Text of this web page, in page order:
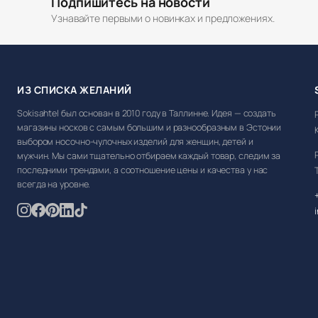
Узнавайте первыми о новинках и предложениях.
ИЗ СПИСКА ЖЕЛАНИЙ
Sokisahtel был основан в 2010 году в Таллинне. Идея — создать
магазины носков с самым большим и разнообразным в Эстонии
выбором носочно-чулочных изделий для женщин, детей и
мужчин. Мы сами тщательно отбираем каждый товар, следим за
последними трендами, а соотношение цены и качества у нас
всегда на уровне.